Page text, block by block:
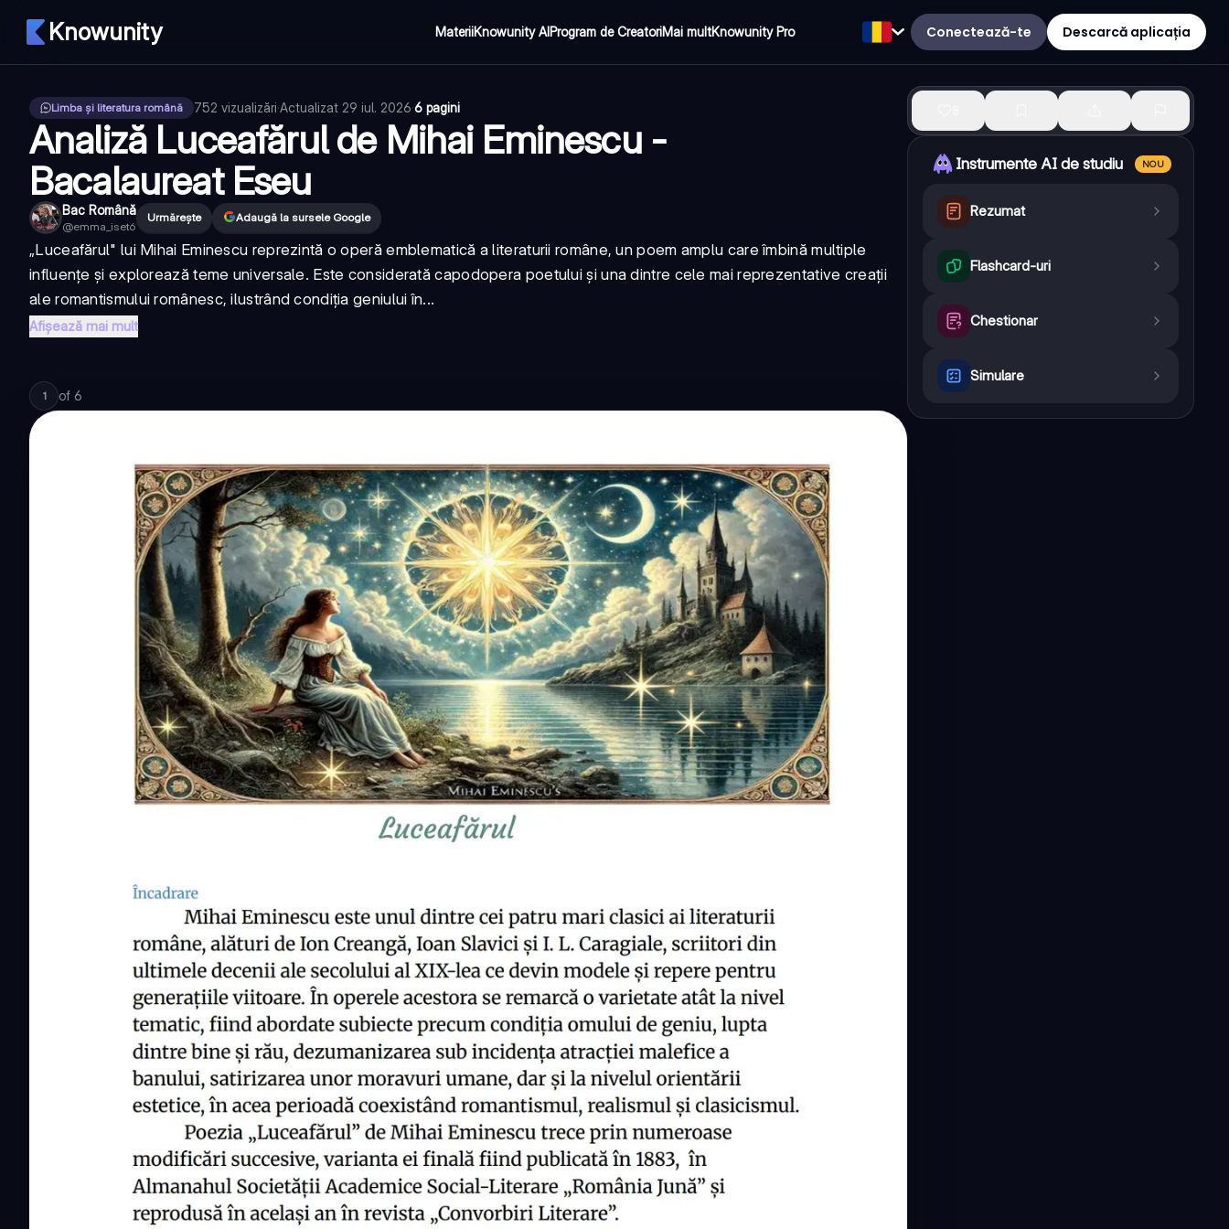
Knowunity MateriiKnowunity AIProgram de CreatoriMai multKnowunity Pro Conectează-te Descarcă aplicația
Limba și literatura română 752 vizualizări·Actualizat 29 iul. 2026·6 pagini
Analiză Luceafărul de Mihai Eminescu -
Bacalaureat Eseu
Bac Română
@emma_iset6
Urmărește Adaugă la sursele Google
„Luceafărul" lui Mihai Eminescu reprezintă o operă emblematică a literaturii române, un poem amplu care îmbină multiple
influențe și explorează teme universale. Este considerată capodopera poetului și una dintre cele mai reprezentative creații
ale romantismului românesc, ilustrând condiția geniului în...
Afișează mai mult
1 of 6
Instrumente AI de studiu NOU
Rezumat
Flashcard-uri
Chestionar
Simulare